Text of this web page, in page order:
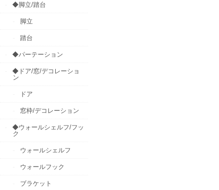
◆脚立/踏台
脚立
踏台
◆パーテーション
◆ドア/窓/デコレーショ
ン
ドア
窓枠/デコレーション
◆ウォールシェルフ/フッ
ク
ウォールシェルフ
ウォールフック
ブラケット